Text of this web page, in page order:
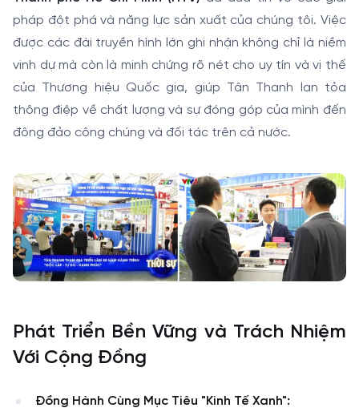
pháp đột phá và năng lực sản xuất của chúng tôi. Việc
được các đài truyền hình lớn ghi nhận không chỉ là niềm
vinh dự mà còn là minh chứng rõ nét cho uy tín và vị thế
của Thương hiệu Quốc gia, giúp Tân Thanh lan tỏa
thông điệp về chất lượng và sự đóng góp của mình đến
đông đảo công chúng và đối tác trên cả nước.
Phát Triển Bền Vững và Trách Nhiệm
Với Cộng Đồng
Đồng Hành Cùng Mục Tiêu "Kinh Tế Xanh":